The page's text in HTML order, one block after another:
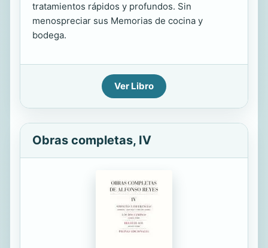
tratamientos rápidos y profundos. Sin
menospreciar sus Memorias de cocina y
bodega.
Ver Libro
Obras completas, IV